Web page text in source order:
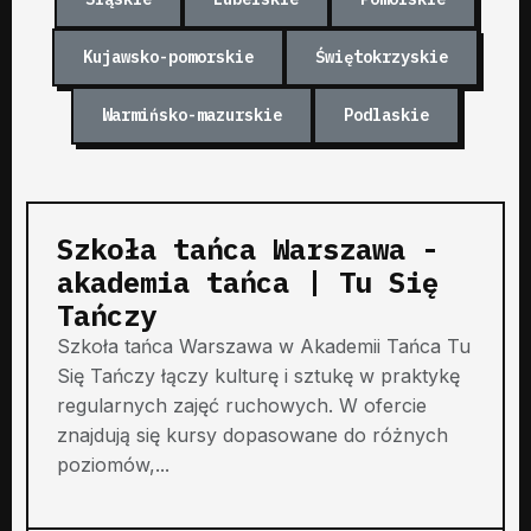
Kujawsko-pomorskie Świętokrzyskie
Warmińsko-mazurskie Podlaskie
Szkoła tańca Warszawa -
akademia tańca | Tu Się
Tańczy
Szkoła tańca Warszawa w Akademii Tańca Tu
Się Tańczy łączy kulturę i sztukę w praktykę
regularnych zajęć ruchowych. W ofercie
znajdują się kursy dopasowane do różnych
poziomów,...